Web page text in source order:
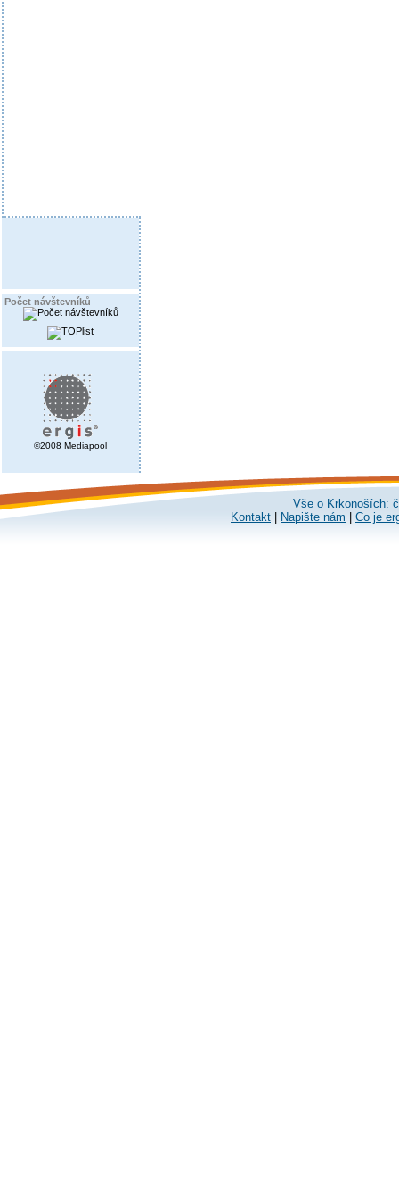
Počet návštevníků
©2008 Mediapool
Vše o Krkonoších:
Kontakt
Napište nám Co je